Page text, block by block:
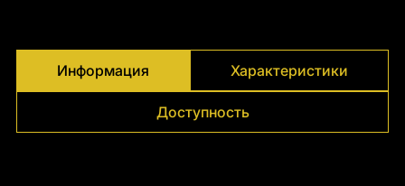
Информация Характеристики
Доступность